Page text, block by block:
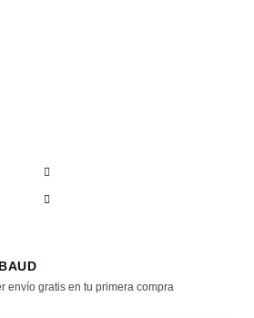
envío gratis en tu primera compra